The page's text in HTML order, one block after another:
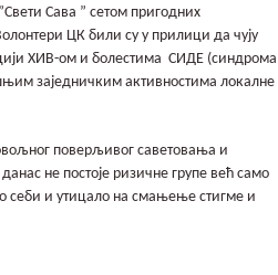
Сава ” сетом пригодних
ЦК били су у прилици да чују
ХИВ-ом и болестима СИДЕ (синдрома
заједничким активностима локалне
поверљивог саветовања и
не постоје ризичне групе већ само
себи и утицало на смањење стигме и